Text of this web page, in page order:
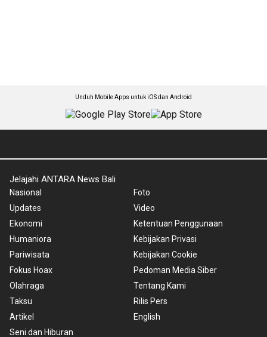
Unduh Mobile Apps untuk iOS dan Android
Jelajahi ANTARA News Bali
Nasional
Updates
Ekonomi
Humaniora
Pariwisata
Fokus Hoax
Olahraga
Taksu
Artikel
Seni dan Hiburan
Foto
Video
Ketentuan Penggunaan
Kebijakan Privasi
Kebijakan Cookie
Pedoman Media Siber
Tentang Kami
Rilis Pers
English